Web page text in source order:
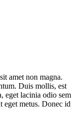
amet non magna.
Duis mollis, est
eget lacinia odio sem
eget metus. Donec id